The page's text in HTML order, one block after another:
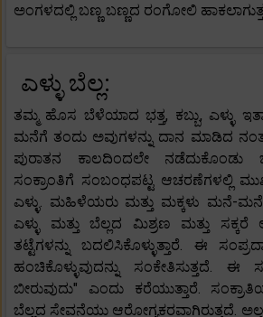
ಅಂಗಳದಲ್ಲಿ ಬಣ್ಣ ಬಣ್ಣದ ರಂಗೋಲಿ
ಎಳ್ಳು ಬೆಲ್ಲ:
ತಮ್ಮ ಹೊಸ ಬೆಳೆಯಾದ ಭತ್ತ, ಕಬ್ಬು, ಎಳ್ಳು
ಮನೆಗೆ ತಂದು ಅವುಗಳನ್ನು ದಾನ ಮಾಡಿದ
ಪುರಾತನ ಕಾಲದಿಂದಲೇ ನಡೆದುಕೊಂಡು
ಸಂಕ್ರಾಂತಿಗೆ ಸಂಬಂಧಪಟ್ಟ ಆಚರಣೆಗಳಲ್ಲಿ
ಎಳ್ಳು. ಮಹಿಳೆಯರು ಮತ್ತು ಮಕ್ಕಳು ಮನೆ-
ಎಳ್ಳು ಮತ್ತು ಬೆಲ್ಲದ ಮಿಶ್ರಣ ಮತ್ತು ಸಕ್ಕರೆ
ತಟ್ಟೆಗಳನ್ನು ಬದಲಿಸಿಕೊಳ್ಳುತ್ತಾರೆ. ಈ
ಹಂಚಿಕೊಳ್ಳುವುದನ್ನು ಸಂಕೇತಿಸುತ್ತದೆ. ಈ
ಬೀರುವುದು" ಎಂದು ಕರೆಯುತ್ತಾರೆ.
ಬೆಲ್ಲದ ಸೇವನೆಯು ಆರೋಗ್ಯಕರವಾಗಿರುತ್ತದೆ.